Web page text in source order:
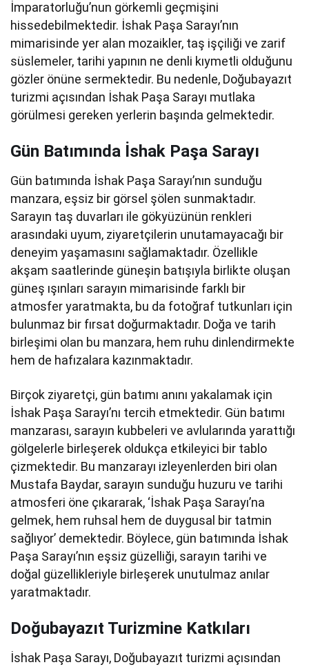
İmparatorluğu’nun görkemli geçmişini
hissedebilmektedir. İshak Paşa Sarayı’nın
mimarisinde yer alan mozaikler, taş işçiliği ve zarif
süslemeler, tarihi yapının ne denli kıymetli olduğunu
gözler önüne sermektedir. Bu nedenle, Doğubayazıt
turizmi açısından İshak Paşa Sarayı mutlaka
görülmesi gereken yerlerin başında gelmektedir.
Gün Batımında İshak Paşa Sarayı
Gün batımında İshak Paşa Sarayı’nın sunduğu
manzara, eşsiz bir görsel şölen sunmaktadır.
Sarayın taş duvarları ile gökyüzünün renkleri
arasındaki uyum, ziyaretçilerin unutamayacağı bir
deneyim yaşamasını sağlamaktadır. Özellikle
akşam saatlerinde güneşin batışıyla birlikte oluşan
güneş ışınları sarayın mimarisinde farklı bir
atmosfer yaratmakta, bu da fotoğraf tutkunları için
bulunmaz bir fırsat doğurmaktadır. Doğa ve tarih
birleşimi olan bu manzara, hem ruhu dinlendirmekte
hem de hafızalara kazınmaktadır.
Birçok ziyaretçi, gün batımı anını yakalamak için
İshak Paşa Sarayı’nı tercih etmektedir. Gün batımı
manzarası, sarayın kubbeleri ve avlularında yarattığı
gölgelerle birleşerek oldukça etkileyici bir tablo
çizmektedir. Bu manzarayı izleyenlerden biri olan
Mustafa Baydar, sarayın sunduğu huzuru ve tarihi
atmosferi öne çıkararak, ‘İshak Paşa Sarayı’na
gelmek, hem ruhsal hem de duygusal bir tatmin
sağlıyor’ demektedir. Böylece, gün batımında İshak
Paşa Sarayı’nın eşsiz güzelliği, sarayın tarihi ve
doğal güzellikleriyle birleşerek unutulmaz anılar
yaratmaktadır.
Doğubayazıt Turizmine Katkıları
İshak Paşa Sarayı, Doğubayazıt turizmi açısından